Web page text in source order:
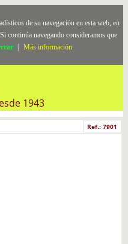
de su navegación en esta web, en
continúa navegando consideramos que
Más información
1943
Ref.: 7901